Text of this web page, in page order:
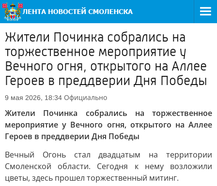
Жители Починка собрались на
торжественное мероприятие у
Вечного огня, открытого на Аллее
Героев в преддверии Дня Победы
9 мая 2026, 18:34 Официально
Жители Починка собрались на торжественное
мероприятие у Вечного огня, открытого на Аллее
Героев в преддверии Дня Победы
Вечный Огонь стал двадцатым на территории
Смоленской области. Сегодня к нему возложили
цветы, здесь прошел торжественный митинг.